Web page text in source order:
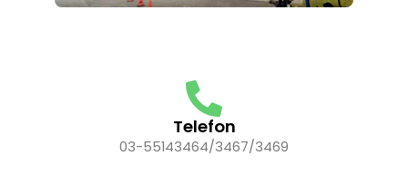
Telefon
03-55143464/3467/3469